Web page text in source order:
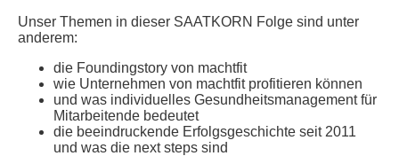
Unser Themen in dieser SAATKORN Folge sind unter
anderem:
die Foundingstory von machtfit
wie Unternehmen von machtfit profitieren können
und was individuelles Gesundheitsmanagement für
Mitarbeitende bedeutet
die beeindruckende Erfolgsgeschichte seit 2011
und was die next steps sind